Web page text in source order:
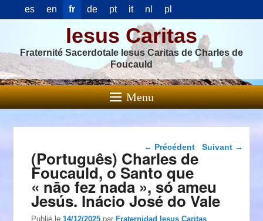
es en fr de pt it nl pl
Iesus Caritas
Fraternité Sacerdotale Iesus Caritas de Charles de
Foucauld
Menu
Navigation dans les
← Précédent Suivant →
(Português) Charles de
Foucauld, o Santo que
« nāo fez nada », só ameu
Jesús. Inácio José do Vale
Publié le14/12/2025 parFraternidad Iesus Caritas